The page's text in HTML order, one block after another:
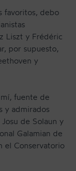
favoritos, debo
Liszt y Frédéric
por supuesto,
y
fuente de
y admirados
de Solaun y
Galamian de
el Conservatorio